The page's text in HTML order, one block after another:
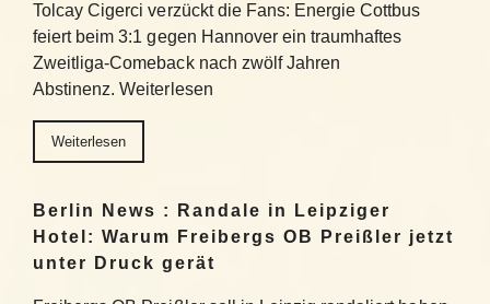
Tolcay Cigerci verzückt die Fans: Energie Cottbus
feiert beim 3:1 gegen Hannover ein traumhaftes
Zweitliga-Comeback nach zwölf Jahren
Abstinenz. Weiterlesen
Weiterlesen
Berlin News : Randale in Leipziger
Hotel: Warum Freibergs OB Preißler jetzt
unter Druck gerät